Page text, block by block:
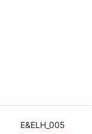
E&ELH_005